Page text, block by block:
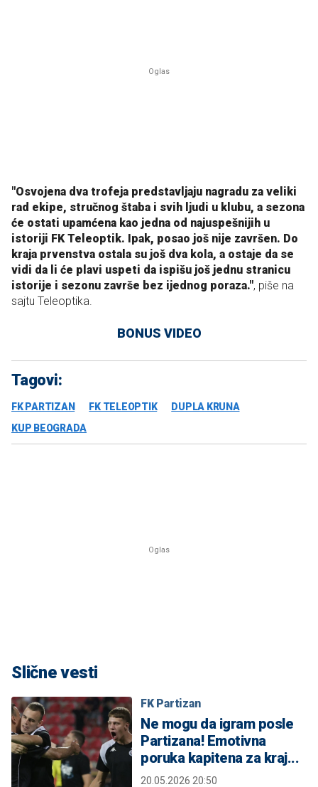
"Osvojena dva trofeja predstavljaju nagradu za veliki
rad ekipe, stručnog štaba i svih ljudi u klubu, a sezona
će ostati upamćena kao jedna od najuspešnijih u
istoriji FK Teleoptik. Ipak, posao još nije završen. Do
kraja prvenstva ostala su još dva kola, a ostaje da se
vidi da li će plavi uspeti da ispišu još jednu stranicu
istorije i sezonu završe bez ijednog poraza.", piše na
sajtu Teleoptika.
BONUS VIDEO
Tagovi:
FK PARTIZAN FK TELEOPTIK
DUPLA KRUNA
KUP BEOGRADA
Slične vesti
FK Partizan
Ne mogu da igram posle
Partizana! Emotivna
poruka kapitena za kraj...
20.05.2026 20:50